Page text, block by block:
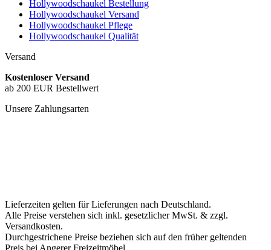
Hollywoodschaukel Bestellung
Hollywoodschaukel Versand
Hollywoodschaukel Pflege
Hollywoodschaukel Qualität
Versand
Kostenloser Versand
ab 200 EUR Bestellwert
Unsere Zahlungsarten
Lieferzeiten gelten für Lieferungen nach Deutschland.
Alle Preise verstehen sich inkl. gesetzlicher MwSt. & zzgl.
Versandkosten.
Durchgestrichene Preise beziehen sich auf den früher geltenden
Preis bei Angerer Freizeitmöbel